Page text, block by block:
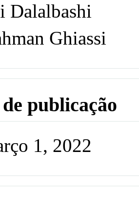
Dalalbashi
Ghiassi
publicação
1, 2022